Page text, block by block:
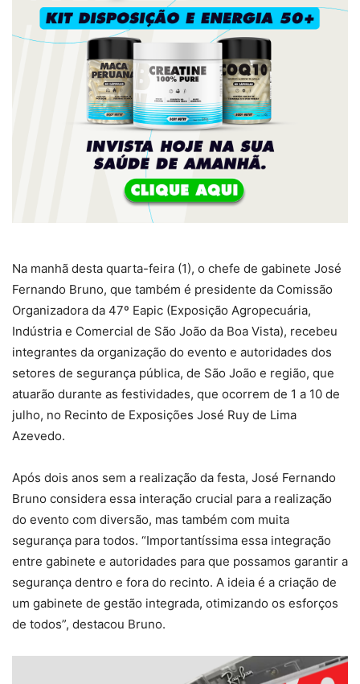
Na manhã desta quarta-feira (1), o chefe de gabinete José
Fernando Bruno, que também é presidente da Comissão
Organizadora da 47º Eapic (Exposição Agropecuária,
Indústria e Comercial de São João da Boa Vista), recebeu
integrantes da organização do evento e autoridades dos
setores de segurança pública, de São João e região, que
atuarão durante as festividades, que ocorrem de 1 a 10 de
julho, no Recinto de Exposições José Ruy de Lima
Azevedo.
Após dois anos sem a realização da festa, José Fernando
Bruno considera essa interação crucial para a realização
do evento com diversão, mas também com muita
segurança para todos. “Importantíssima essa integração
entre gabinete e autoridades para que possamos garantir a
segurança dentro e fora do recinto. A ideia é a criação de
um gabinete de gestão integrada, otimizando os esforços
de todos”, destacou Bruno.